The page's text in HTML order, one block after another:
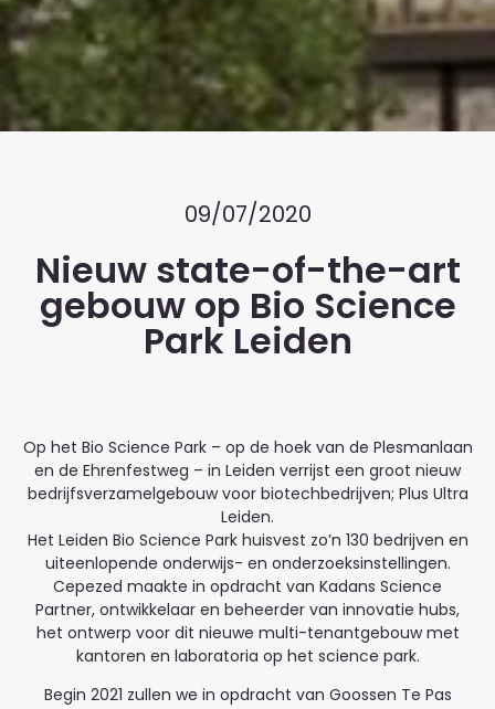
09/07/2020
Nieuw state-of-the-art
gebouw op Bio Science
Park Leiden
Op het Bio Science Park – op de hoek van de Plesmanlaan
en de Ehrenfestweg – in Leiden verrijst een groot nieuw
bedrijfsverzamelgebouw voor biotechbedrijven; Plus Ultra
Leiden.
Het Leiden Bio Science Park huisvest zo’n 130 bedrijven en
uiteenlopende onderwijs- en onderzoeksinstellingen.
Cepezed maakte in opdracht van Kadans Science
Partner, ontwikkelaar en beheerder van innovatie hubs,
het ontwerp voor dit nieuwe multi-tenantgebouw met
kantoren en laboratoria op het science park.
Begin 2021 zullen we in opdracht van Goossen Te Pas